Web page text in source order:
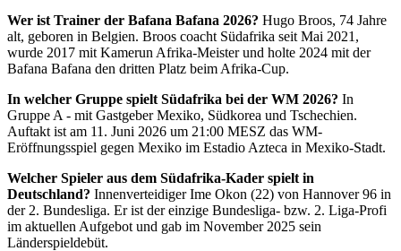
Wer ist Trainer der Bafana Bafana 2026? Hugo Broos, 74 Jahre
alt, geboren in Belgien. Broos coacht Südafrika seit Mai 2021,
wurde 2017 mit Kamerun Afrika-Meister und holte 2024 mit der
Bafana Bafana den dritten Platz beim Afrika-Cup.
In welcher Gruppe spielt Südafrika bei der WM 2026? In
Gruppe A - mit Gastgeber Mexiko, Südkorea und Tschechien.
Auftakt ist am 11. Juni 2026 um 21:00 MESZ das WM-
Eröffnungsspiel gegen Mexiko im Estadio Azteca in Mexiko-Stadt.
Welcher Spieler aus dem Südafrika-Kader spielt in
Deutschland? Innenverteidiger Ime Okon (22) von Hannover 96 in
der 2. Bundesliga. Er ist der einzige Bundesliga- bzw. 2. Liga-Profi
im aktuellen Aufgebot und gab im November 2025 sein
Länderspieldebüt.